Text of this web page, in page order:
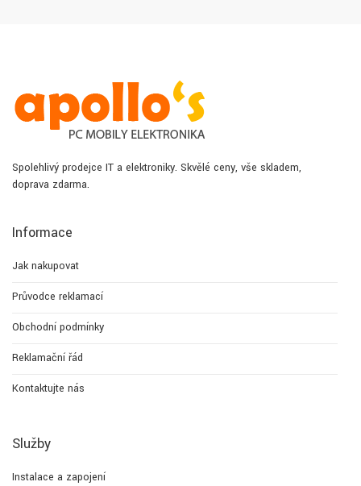
Spolehlivý prodejce IT a elektroniky. Skvělé ceny, vše skladem,
doprava zdarma.
Informace
Jak nakupovat
Průvodce reklamací
Obchodní podmínky
Reklamační řád
Kontaktujte nás
Služby
Instalace a zapojení